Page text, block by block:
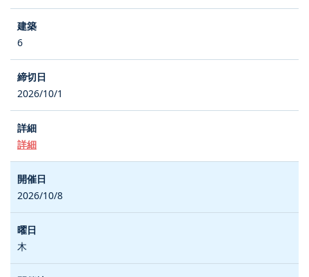
6
2026/10/1
詳細
2026/10/8
木